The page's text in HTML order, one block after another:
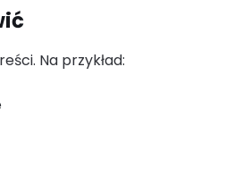
Na przykład: